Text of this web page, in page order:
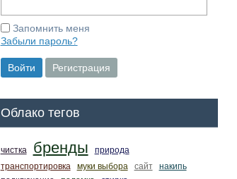
Запомнить меня
Забыли пароль?
Войти Регистрация
Облако тегов
чистка бренды
природа
транспортировка
муки выбора сайт
накипь